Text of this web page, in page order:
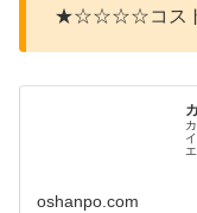
★☆☆☆☆コス
oshanpo.com